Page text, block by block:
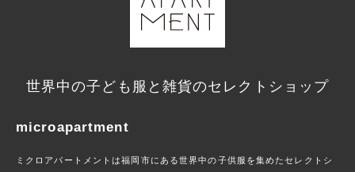
世界中の子ども服と雑貨のセレクトショップ
microapartment
ミクロアパートメントは福岡市にある世界中の子供服を集めたセレクトシ